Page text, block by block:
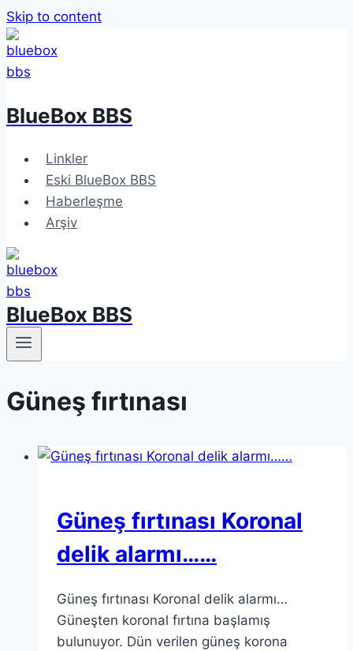
Skip to content
BlueBox BBS
Linkler
Eski BlueBox BBS
Haberleşme
Arşiv
BlueBox BBS
Güneş fırtınası
Güneş fırtınası Koronal
delik alarmı……
Güneş fırtınası Koronal delik alarmı…
Güneşten koronal fırtına başlamış
bulunuyor. Dün verilen güneş korona